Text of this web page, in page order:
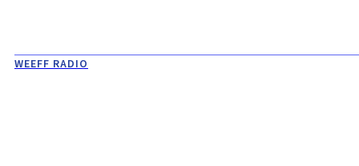
WEEFF RADIO